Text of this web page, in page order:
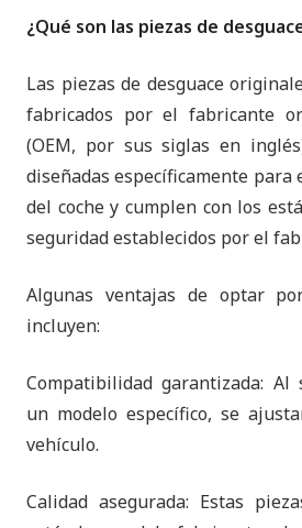
¿Qué son las piezas de
Las piezas de desguace
fabricados por el fabricante
(OEM, por sus siglas en
diseñadas específicamente para
del coche y cumplen con los
seguridad establecidos por el
Algunas ventajas de optar
incluyen:
Compatibilidad garantizada: Al
un modelo específico, se
vehículo.
Calidad asegurada: Estas